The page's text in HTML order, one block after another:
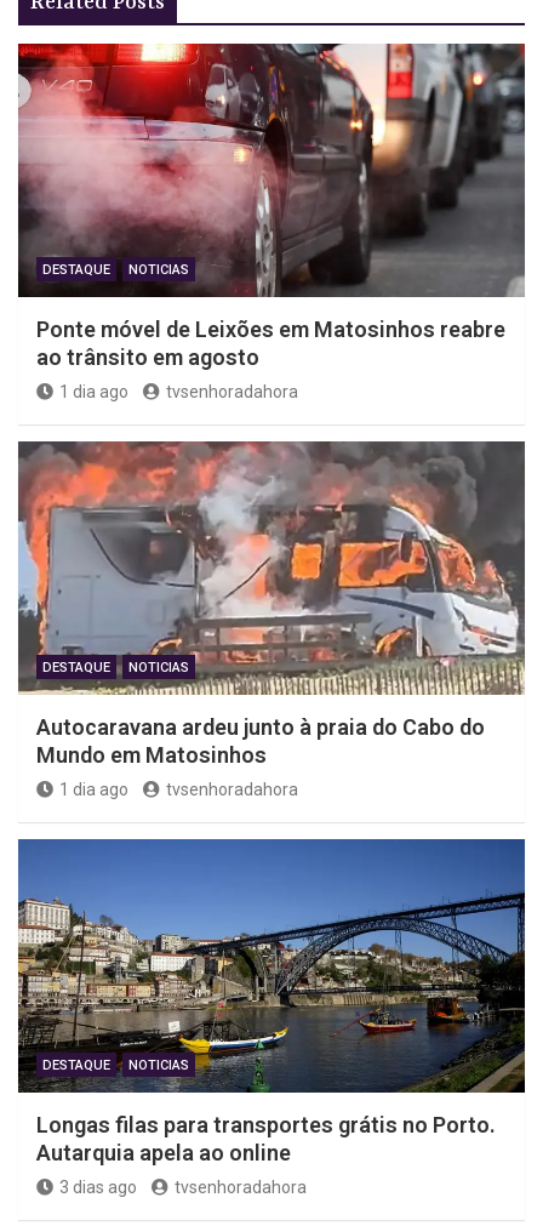
DESTAQUE NOTICIAS
Ponte móvel de Leixões em Matosinhos reabre
ao trânsito em agosto
1 dia ago tvsenhoradahora
DESTAQUE NOTICIAS
Autocaravana ardeu junto à praia do Cabo do
Mundo em Matosinhos
1 dia ago tvsenhoradahora
DESTAQUE NOTICIAS
Longas filas para transportes grátis no Porto.
Autarquia apela ao online
3 dias ago tvsenhoradahora